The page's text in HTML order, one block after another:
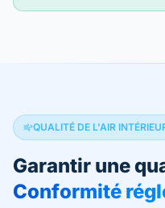
QUALITÉ DE L'AIR
Garantir une
Conformité